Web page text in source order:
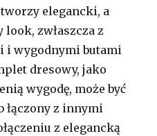
elegancki, a
look, zwłaszcza z
i wygodnymi butami
dresowy, jako
wygodę, może być
łączony z innymi
z elegancką